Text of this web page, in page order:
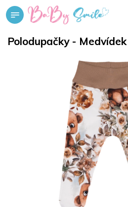
Přejít
na
Polodupačky -